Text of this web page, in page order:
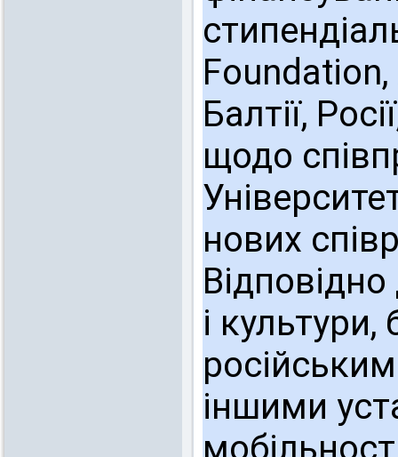
Foundation,
Балтії,
щодо
нових
і
іншими